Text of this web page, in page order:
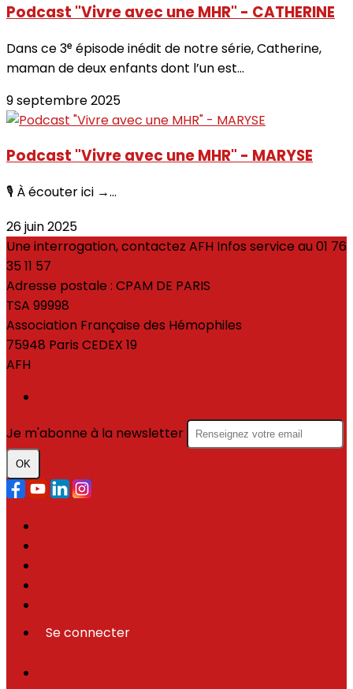
Podcast "Vivre avec une MHR" - CATHERINE
Dans ce 3ᵉ épisode inédit de notre série, Catherine,
maman de deux enfants dont l’un est...
9 septembre 2025
Podcast "Vivre avec une MHR" - MARYSE
🎙 À écouter ici →...
26 juin 2025
Une interrogation, contactez AFH Infos service au 01 76
35 11 57
Adresse postale : CPAM DE PARIS
TSA 99998
Association Française des Hémophiles
75948 Paris CEDEX 19
AFH
Je m'abonne à la newsletter
OK
Se connecter